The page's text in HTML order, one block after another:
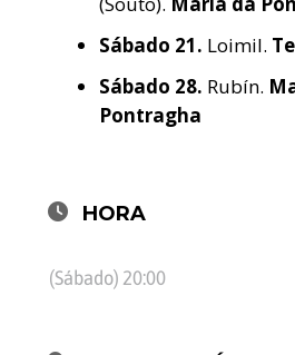
Sábado 21. Loimil.
Sábado 28. Rubín.
Pontragha
HORA
(Sábado) 20:00